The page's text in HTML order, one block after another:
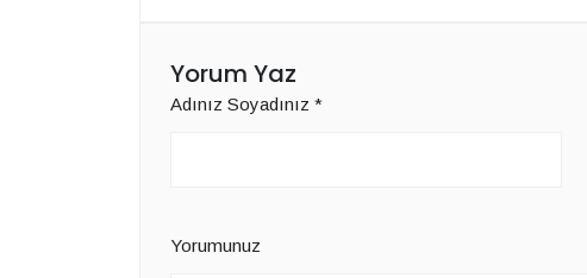
Yorum Yaz
Adınız Soyadınız *
Yorumunuz